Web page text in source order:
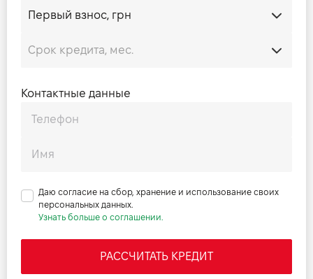
Прайс Discovery Sport 2.0 P 200 SE
Прайс Discovery Sport 2.0 P 200 HSE
Прайс Discovery Sport 2.0 P 249 Base
Прайс Discovery Sport 2.0 P 249 S
Контактные данные
Даю согласие на сбор, хранение и использование своих
персональных данных.
Узнать больше о соглашении.
РАССЧИТАТЬ КРЕДИТ